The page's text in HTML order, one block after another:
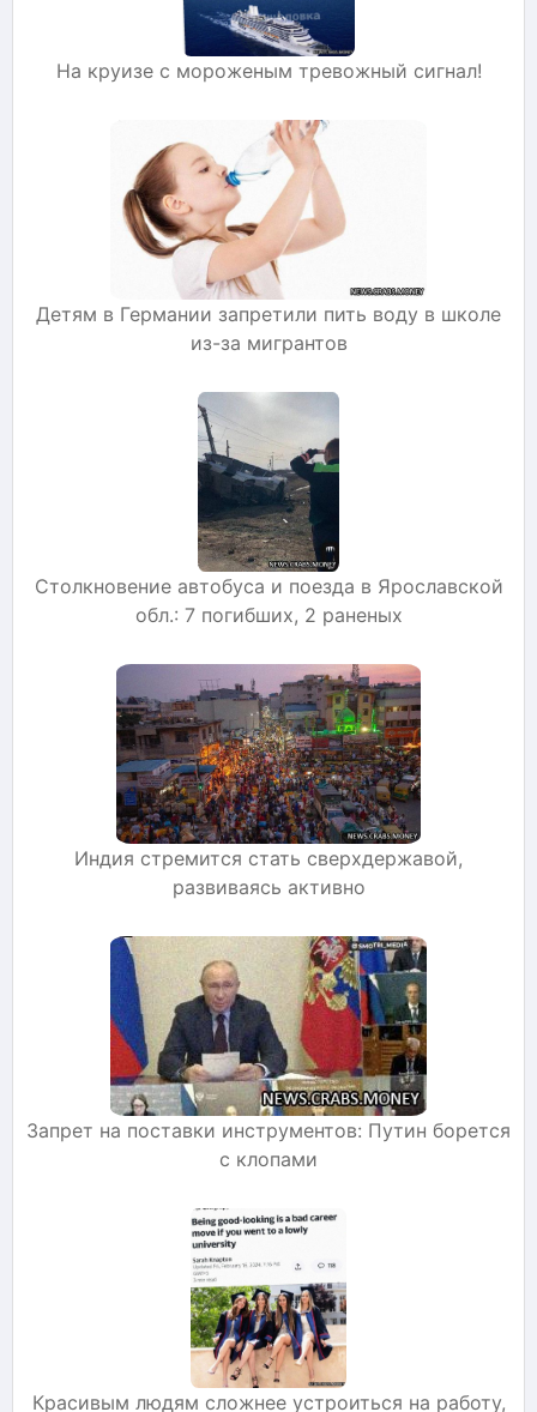
На круизе с мороженым тревожный сигнал!
Детям в Германии запретили пить воду в школе
из-за мигрантов
Столкновение автобуса и поезда в Ярославской
обл.: 7 погибших, 2 раненых
Индия стремится стать сверхдержавой,
развиваясь активно
Запрет на поставки инструментов: Путин борется
с клопами
Красивым людям сложнее устроиться на работу,